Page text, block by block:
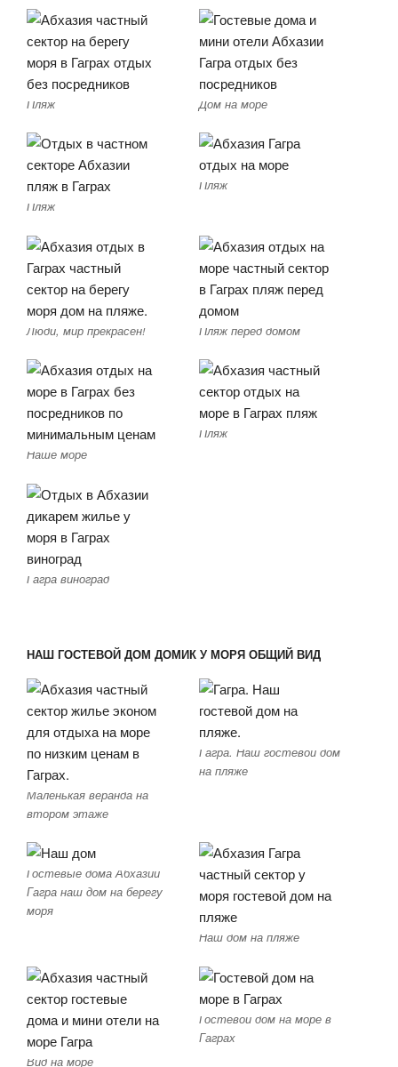
Пляж Дом на море
Пляж
Пляж
Люди, мир прекрасен! Пляж перед домом
Наше море
Пляж
Гагра виноград
НАШ ГОСТЕВОЙ ДОМ ДОМИК У МОРЯ ОБЩИЙ ВИД
Маленькая веранда на
втором этаже
Гагра. Наш гостевой дом
на пляже
Гостевые дома Абхазии
Гагра наш дом на берегу
моря
Наш дом на пляже
Вид на море
Гостевой дом на море в
Гаграх